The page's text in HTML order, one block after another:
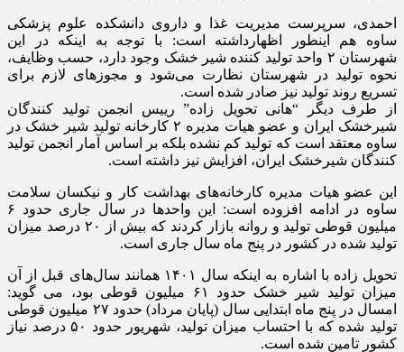
احمدی، سرپرست مدیریت غذا و داروی دانشکده علوم پزشکی
ساوه هم اینطور اظهارداشته است: با توجه به اینکه در این
شهرستان ۲ واحد تولید کننده شیر خشک وجود دارد، حسب وظایف،
نحوه تولید در شهرستان نظارت می‌شود و مجوزهای لازم برای
تسریع روند تولید نیز صادر شده است.
از طرف دیگر “هانی تحویل زاده” رییس انجمن تولید کنندگان
شیرخشک ایران و عضو هیات مدیره ۲ کارخانه تولید شیر خشک در
ساوه معتقد است که تولید کم نشده بلکه بر اساس آمار انجمن تولید
کنندگان شیرخشک ایران، افزایش نیز داشته است.
این عضو هیات مدیره کارخانه‌های بهداشت کار و نیکسان سلامت
ساوه در ادامه افزوده است: این واحدها در سال جاری حدود ۶
میلیون قوطی تولید و روانه بازار کردند که بیش از ۲۰ درصد میزان
تولید شده در کشور در پنج ماه سال جاری است.
تحویل زاده با اشاره به اینکه سال ۱۴۰۱ همانند سال‌های قبل از آن
میزان تولید شیر خشک حدود ۶۱ میلیون قوطی بود، می گوید:
امسال در پنج ماه ابتدایی سال (پایان مرداد) حدود ۲۷ میلیون قوطی
تولید شده که با احتساب میزان تولید، شهریور حدود ۵۰ درصد نیاز
کشور تامین شده است.